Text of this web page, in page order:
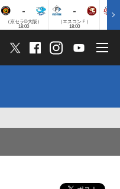
-
（京セラD大阪）
18:00
-
（エスコンＦ）
18:00